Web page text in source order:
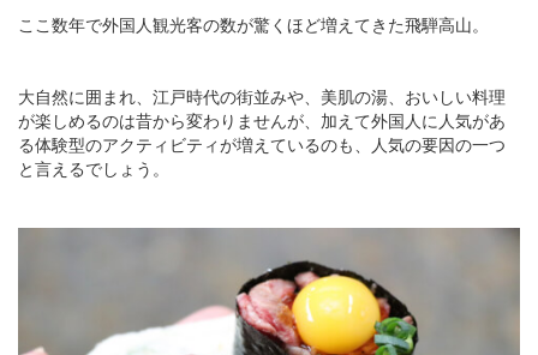
ここ数年で外国人観光客の数が驚くほど増えてきた飛騨高山。
大自然に囲まれ、江戸時代の街並みや、美肌の湯、おいしい料理
が楽しめるのは昔から変わりませんが、加えて外国人に人気があ
る体験型のアクティビティが増えているのも、人気の要因の一つ
と言えるでしょう。